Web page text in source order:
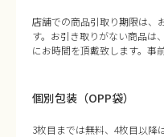
店舗での商品引取り期限は、
す。お引き取りがない商品は
にお時間を頂戴致します。事
個別包装（OPP袋）
3枚目までは無料、4枚目以降